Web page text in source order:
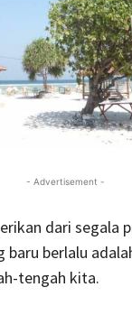
- Advertisement -
dari segala
baru berlalu
tengah kita.